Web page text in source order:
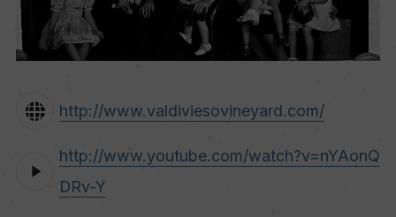
http://www.valdiviesovineyard.com/
http://www.youtube.com/watch?v=nYAonQ
DRv-Y